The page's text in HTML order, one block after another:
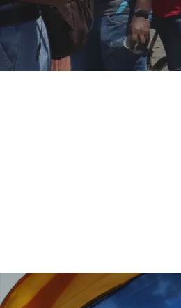
Hit enter to search